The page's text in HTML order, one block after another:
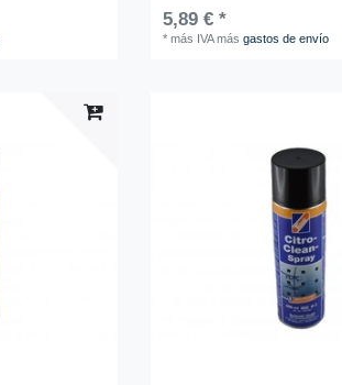
5,89 € *
*más IVAmásgastos de envío